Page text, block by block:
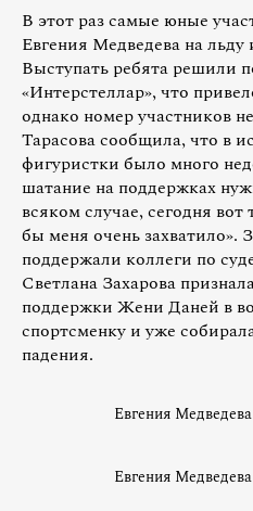
В этот раз самые юные
Евгения Медведева на
Выступать ребята решили
«Интерстеллар», что
однако номер участников
Тарасова сообщила, что в
фигуристки было много
шатание на поддержках
всяком случае, сегодня
бы меня очень захватило».
поддержали коллеги по
Светлана Захарова
поддержки Жени Даней в
спортсменку и уже
падения.
Евгения
Евгения